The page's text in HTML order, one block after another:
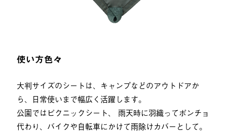
使い方色々
大判サイズのシートは、キャンプなどのアウトドアか
ら、日常使いまで幅広く活躍します。
公園ではピクニックシート、雨天時に羽織ってポンチョ
代わり、バイクや自転車にかけて雨除けカバーとして。